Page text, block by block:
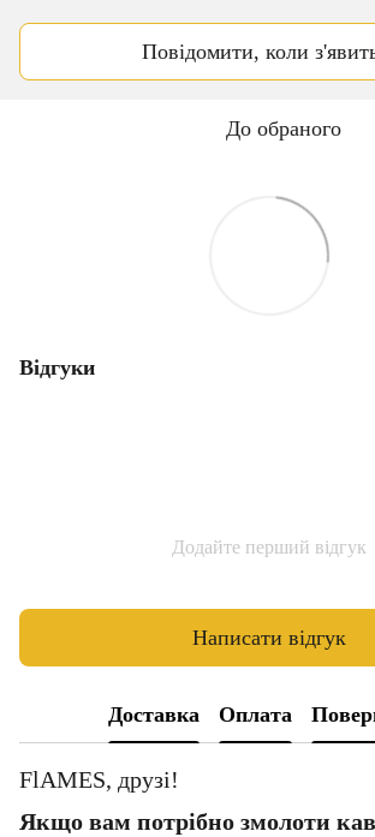
Повідомити, коли
До обраного
Відгуки
Додайте перший відгук
Написати відгук
Доставка Оплата
FlAMES, друзі!
Якщо вам потрібно змолоти